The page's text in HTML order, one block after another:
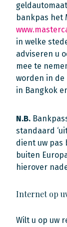
bankpas het
in welke
adviseren u
mee te
worden in de
in Bangkok
N.B.
standaard
dient uw pas
buiten
hierover
Internet op
Wilt u op uw